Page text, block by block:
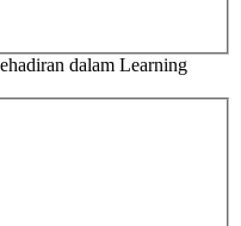
dalam Learning